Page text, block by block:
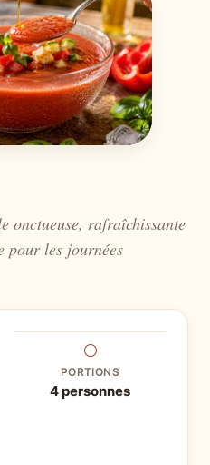
onctueuse, rafraîchissante
pour les journées
⚪
PORTIONS
4 personnes